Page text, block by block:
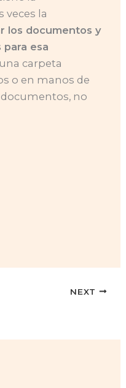
veces la
los documentos y
esa
carpeta
o en manos de
no
NEXT